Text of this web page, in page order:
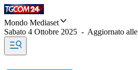
Mondo Mediaset
Sabato 4 Ottobre 2025 - Aggiornato alle